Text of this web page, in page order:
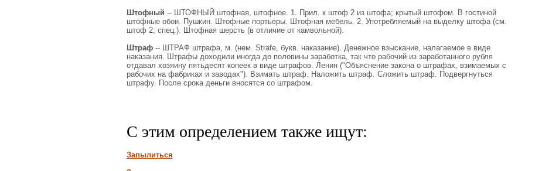
Штофный -- ШТОФНЫЙ штофная, штофное. 1. Прил. к штоф 2 из штофа; крытый штофом. В гостиной
штофные обои. Пушкин. Штофные портьеры. Штофная мебель. 2. Употребляемый на выделку штофа (см.
штоф 2; спец.). Штофная шерсть (в отличие от камвольной).
Штраф-- ШТРАФ штрафа, м. (нем. Strafe, букв. наказание). Денежное взыскание, налагаемое в виде
наказания. Штрафы доходили иногда до половины заработка, так что рабочий из заработанного рубля
отдавал хозяину пятьдесят копеек в виде штрафов. Ленин ("Объяснение закона о штрафах, взимаемых с
рабочих на фабриках и заводах"). Взимать штраф. Наложить штраф. Сложить штраф. Подвергнуться
штрафу. После срока деньги вносятся со штрафом.
С этим определением также ищут:
Запылиться